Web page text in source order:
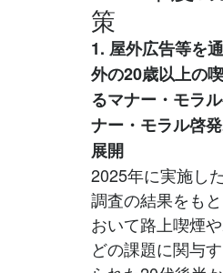
策
1. 屋外広告等を
外の20歳以上の
るマナー・モ
ナー・モラル啓
展開
2025年に実施し
調査の結果をも
おいて路上喫煙
どの課題に関与